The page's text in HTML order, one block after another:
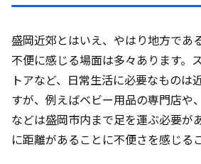
盛岡近郊とはいえ、やはり地方であ
不便に感じる場面は多々あります。
トアなど、日常生活に必要なものは
すが、例えばベビー用品の専門店や
などは盛岡市内まで足を運ぶ必要が
に距離があることに不便さを感じる